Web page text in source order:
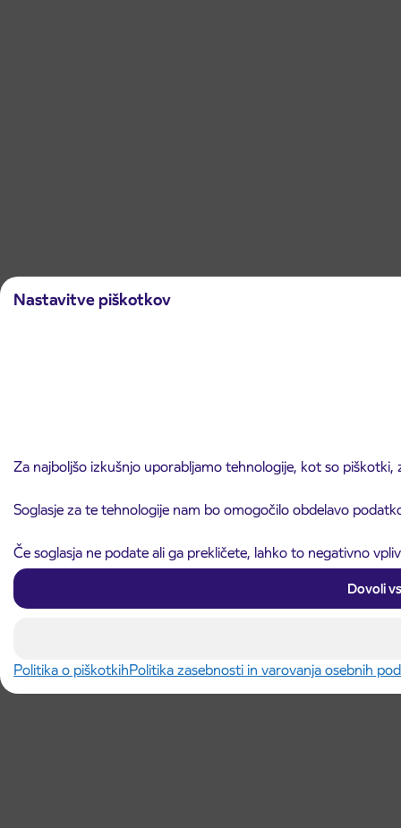
Nastavitve piškotkov
Za najboljšo izkušnjo uporabljamo tehnologije, kot so
Soglasje za te tehnologije nam bo omogočilo obdelavo
Če soglasja ne podate ali ga prekličete, lahko to negativno
Dovoli
Politika o piškotkihPolitika zasebnosti in varovanja osebnih